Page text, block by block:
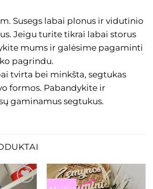
Susegs labai plonus ir vidutinio
Jeigu turite tikrai labai storus
mums ir galėsime pagaminti
pagrindu.
tvirta bei minkšta, segtukas
formos. Pabandykite ir
gaminamus segtukus.